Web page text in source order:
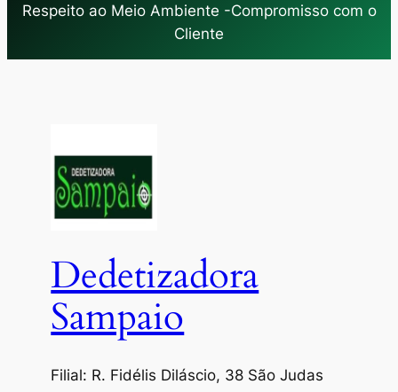
Respeito ao Meio Ambiente -Compromisso com o
Cliente
Dedetizadora
Sampaio
Filial: R. Fidélis Diláscio, 38 São Judas